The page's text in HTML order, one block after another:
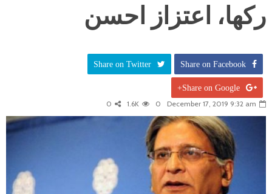
رکھا، اعتزاز احسن
Share on Facebook
Share on Twitter
Share on Google+
December 17, 2019 9:32 am
0
1.6K
0